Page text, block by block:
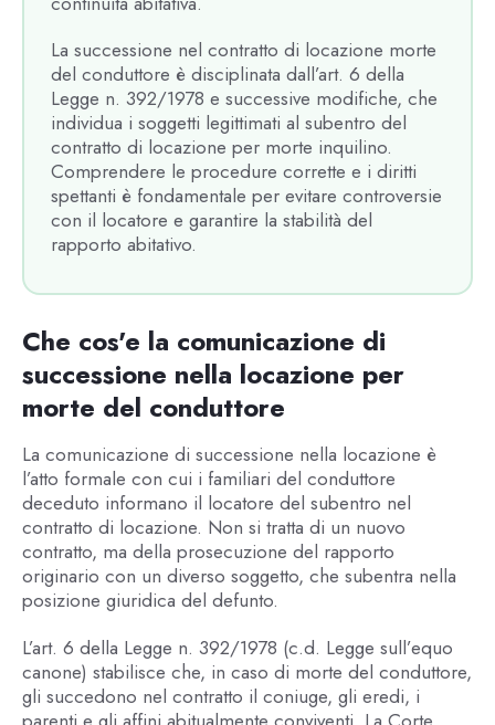
La successione nel contratto di locazione morte
del conduttore è disciplinata dall’art. 6 della
Legge n. 392/1978 e successive modifiche, che
individua i soggetti legittimati al subentro del
contratto di locazione per morte inquilino.
Comprendere le procedure corrette e i diritti
spettanti è fondamentale per evitare controversie
con il locatore e garantire la stabilità del
rapporto abitativo.
Che cos'e la comunicazione di
successione nella locazione per
morte del conduttore
La comunicazione di successione nella locazione è
l’atto formale con cui i familiari del conduttore
deceduto informano il locatore del subentro nel
contratto di locazione. Non si tratta di un nuovo
contratto, ma della prosecuzione del rapporto
originario con un diverso soggetto, che subentra nella
posizione giuridica del defunto.
L’art. 6 della Legge n. 392/1978 (c.d. Legge sull’equo
canone) stabilisce che, in caso di morte del conduttore,
gli succedono nel contratto il coniuge, gli eredi, i